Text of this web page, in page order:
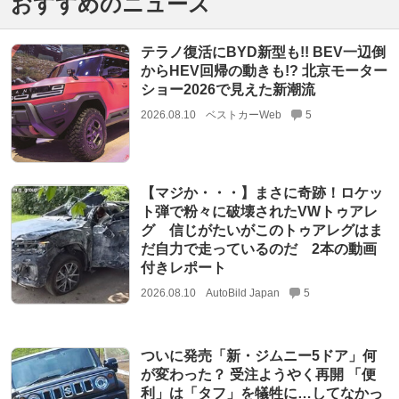
テラノ復活にBYD新型も!! BEV一辺倒
からHEV回帰の動きも!? 北京モーター
ショー2026で見えた新潮流
2026.08.10 ベストカーWeb 5
【マジか・・・】まさに奇跡！ロケッ
ト弾で粉々に破壊されたVWトゥアレ
グ 信じがたいがこのトゥアレグはま
だ自力で走っているのだ 2本の動画
付きレポート
2026.08.10 AutoBild Japan 5
ついに発売「新・ジムニー5ドア」何
が変わった？ 受注ようやく再開 「便
利」は「タフ」を犠牲に…してなかっ